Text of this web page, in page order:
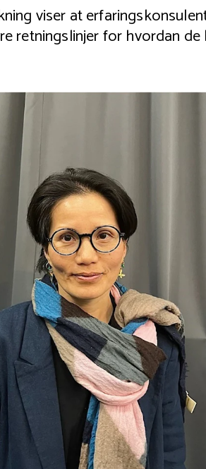
viser at
retningslinjer for hvordan